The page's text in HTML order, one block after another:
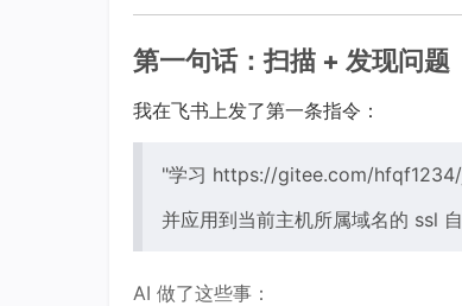
第一句话：扫描 + 发现问题
我在飞书上发了第一条指令：
"学习 https://gitee.com/
并应用到当前主机所属域名的 ssl
AI 做了这些事：